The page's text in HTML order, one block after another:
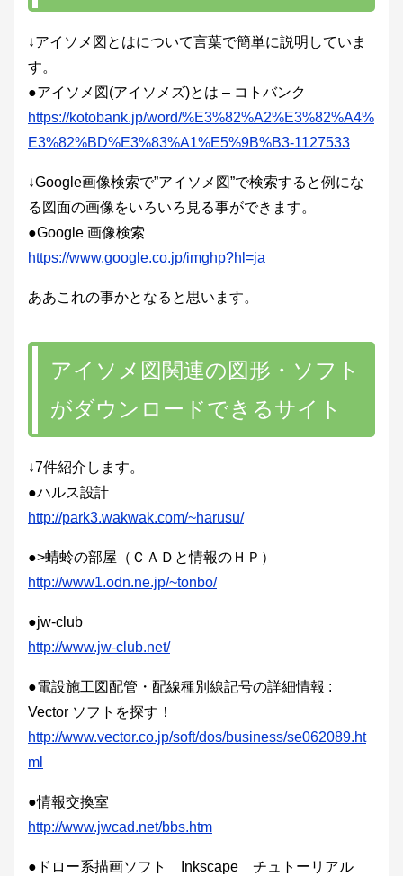
↓アイソメ図とはについて言葉で簡単に説明していま
す。
●アイソメ図(アイソメズ)とは – コトバンク
https://kotobank.jp/word/%E3%82%A2%E3%82%A4%
E3%82%BD%E3%83%A1%E5%9B%B3-1127533
↓Google画像検索で”アイソメ図”で検索すると例にな
る図面の画像をいろいろ見る事ができます。
●Google 画像検索
https://www.google.co.jp/imghp?hl=ja
ああこれの事かとなると思います。
アイソメ図関連の図形・ソフト
がダウンロードできるサイト
↓7件紹介します。
●ハルス設計
http://park3.wakwak.com/~harusu/
●>蜻蛉の部屋（ＣＡＤと情報のＨＰ）
http://www1.odn.ne.jp/~tonbo/
●jw-club
http://www.jw-club.net/
●電設施工図配管・配線種別線記号の詳細情報 :
Vector ソフトを探す！
http://www.vector.co.jp/soft/dos/business/se062089.ht
ml
●情報交換室
http://www.jwcad.net/bbs.htm
●ドロー系描画ソフト Inkscape チュトーリアル